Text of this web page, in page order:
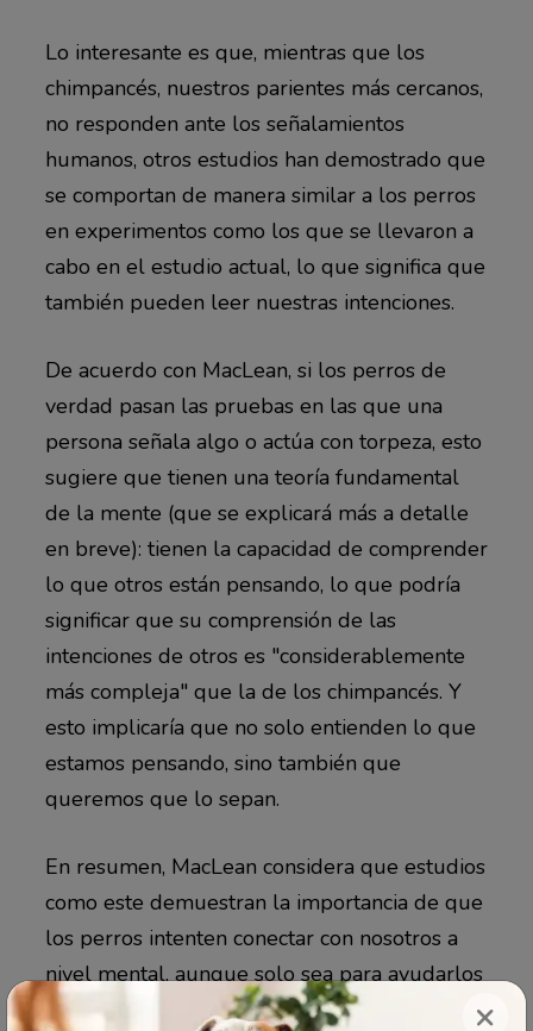
Lo interesante es que, mientras que los
chimpancés, nuestros parientes más cercanos,
no responden ante los señalamientos
humanos, otros estudios han demostrado que
se comportan de manera similar a los perros
en experimentos como los que se llevaron a
cabo en el estudio actual, lo que significa que
también pueden leer nuestras intenciones.
De acuerdo con MacLean, si los perros de
verdad pasan las pruebas en las que una
persona señala algo o actúa con torpeza, esto
sugiere que tienen una teoría fundamental
de la mente (que se explicará más a detalle
en breve): tienen la capacidad de comprender
lo que otros están pensando, lo que podría
significar que su comprensión de las
intenciones de otros es "considerablemente
más compleja" que la de los chimpancés. Y
esto implicaría que no solo entienden lo que
estamos pensando, sino también que
queremos que lo sepan.
En resumen, MacLean considera que estudios
como este demuestran la importancia de que
los perros intenten conectar con nosotros a
nivel mental, aunque solo sea para ayudarlos
a comprender "qué estamos haciendo".
×